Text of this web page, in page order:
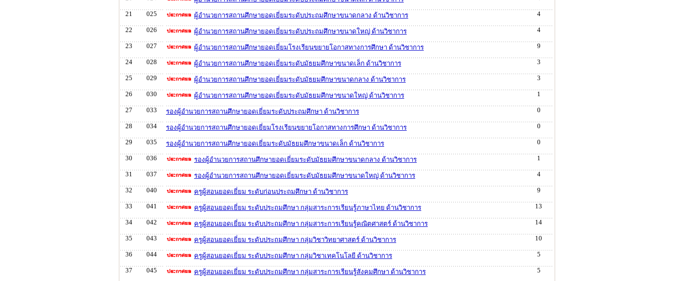
21 025 ผู้อำนวยการสถานศึกษายอดเยี่ยมระดับประถมศึกษาขนาดกลาง ด้านวิชาการ 4
22 026 ผู้อำนวยการสถานศึกษายอดเยี่ยมระดับประถมศึกษาขนาดใหญ่ ด้านวิชาการ 4
23 027 ผู้อำนวยการสถานศึกษายอดเยี่ยมโรงเรียนขยายโอกาสทางการศึกษา ด้านวิชาการ 9
24 028 ผู้อำนวยการสถานศึกษายอดเยี่ยมระดับมัธยมศึกษาขนาดเล็ก ด้านวิชาการ 3
25 029 ผู้อำนวยการสถานศึกษายอดเยี่ยมระดับมัธยมศึกษาขนาดกลาง ด้านวิชาการ 3
26 030 ผู้อำนวยการสถานศึกษายอดเยี่ยมระดับมัธยมศึกษาขนาดใหญ่ ด้านวิชาการ 1
27 033 รองผู้อำนวยการสถานศึกษายอดเยี่ยมระดับประถมศึกษา ด้านวิชาการ 0
28 034 รองผู้อำนวยการสถานศึกษายอดเยี่ยมโรงเรียนขยายโอกาสทางการศึกษา ด้านวิชาการ 0
29 035 รองผู้อำนวยการสถานศึกษายอดเยี่ยมระดับมัธยมศึกษาขนาดเล็ก ด้านวิชาการ 0
30 036 รองผู้อำนวยการสถานศึกษายอดเยี่ยมระดับมัธยมศึกษาขนาดกลาง ด้านวิชาการ 1
31 037 รองผู้อำนวยการสถานศึกษายอดเยี่ยมระดับมัธยมศึกษาขนาดใหญ่ ด้านวิชาการ 4
32 040 ครูผู้สอนยอดเยี่ยม ระดับก่อนประถมศึกษา ด้านวิชาการ 9
33 041 ครูผู้สอนยอดเยี่ยม ระดับประถมศึกษา กลุ่มสาระการเรียนรู้ภาษาไทย ด้านวิชาการ 13
34 042 ครูผู้สอนยอดเยี่ยม ระดับประถมศึกษา กลุ่มสาระการเรียนรู้คณิตศาสตร์ ด้านวิชาการ 14
35 043 ครูผู้สอนยอดเยี่ยม ระดับประถมศึกษา กลุ่มวิชาวิทยาศาสตร์ ด้านวิชาการ 10
36 044 ครูผู้สอนยอดเยี่ยม ระดับประถมศึกษา กลุ่มวิชาเทคโนโลยี ด้านวิชาการ 5
37 045 ครูผู้สอนยอดเยี่ยม ระดับประถมศึกษา กลุ่มสาระการเรียนรู้สังคมศึกษา ด้านวิชาการ 5